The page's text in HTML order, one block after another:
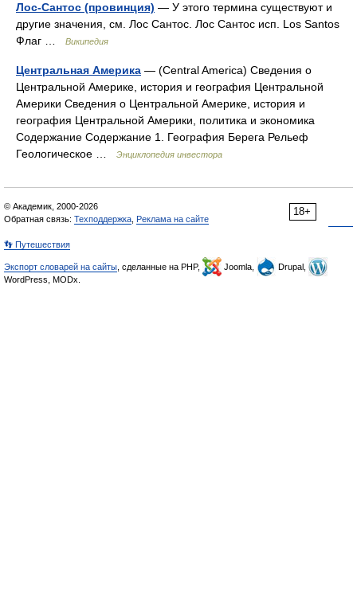
Лос-Сантос (провинция) — У этого термина существуют и
другие значения, см. Лос Сантос. Лос Сантос исп. Los Santos
Флаг …
Википедия
Центральная Америка — (Central America) Сведения о
Центральной Америке, история и география Центральной
Америки Сведения о Центральной Америке, история и
география Центральной Америки, политика и экономика
Содержание Содержание 1. География Берега Рельеф
Геологическое …
Энциклопедия инвестора
18+
© Академик, 2000-2026
Обратная связь: Техподдержка Реклама на сайте
👣 Путешествия
Экспорт словарей на сайты , сделанные на PHP, Joomla,
Drupal,
WordPress, MODx.